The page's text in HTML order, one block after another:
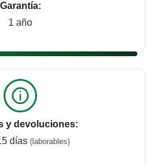
Garantía:
1 año
y devoluciones:
días (laborables)